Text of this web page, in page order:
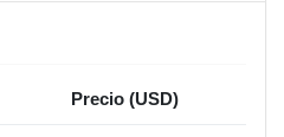
Precio (USD)